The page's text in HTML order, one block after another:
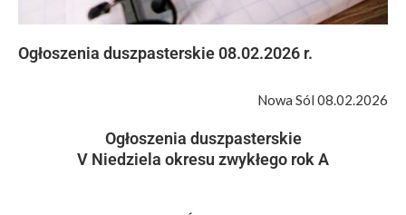
Ogłoszenia duszpasterskie 08.02.2026 r.
Nowa Sól 08.02.2026
Ogłoszenia duszpasterskie
V Niedziela okresu zwykłego rok A